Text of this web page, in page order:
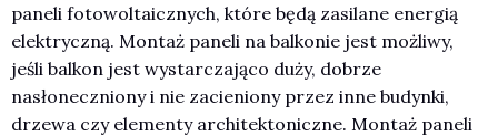
paneli fotowoltaicznych, które będą zasilane energią
elektryczną. Montaż paneli na balkonie jest możliwy,
jeśli balkon jest wystarczająco duży, dobrze
nasłoneczniony i nie zacieniony przez inne budynki,
drzewa czy elementy architektoniczne. Montaż paneli